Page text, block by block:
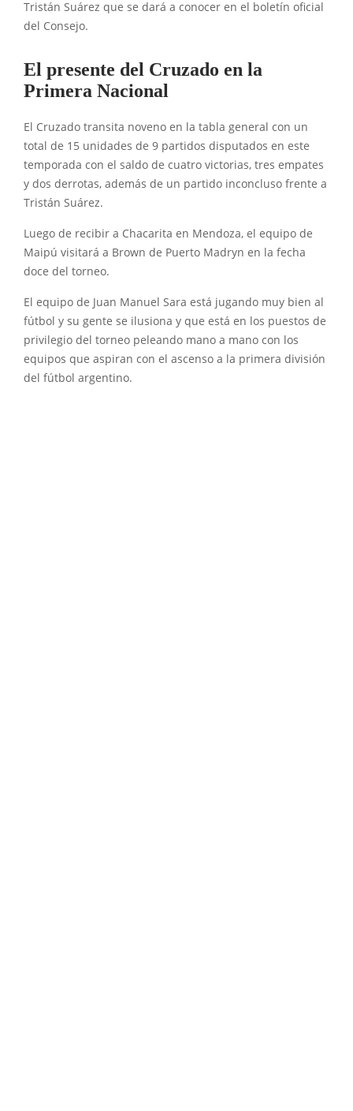
Tristán Suárez que se dará a conocer en el boletín oficial
del Consejo.
El presente del Cruzado en la
Primera Nacional
El Cruzado transita noveno en la tabla general con un
total de 15 unidades de 9 partidos disputados en este
temporada con el saldo de cuatro victorias, tres empates
y dos derrotas, además de un partido inconcluso frente a
Tristán Suárez.
Luego de recibir a Chacarita en Mendoza, el equipo de
Maipú visitará a Brown de Puerto Madryn en la fecha
doce del torneo.
El equipo de Juan Manuel Sara está jugando muy bien al
fútbol y su gente se ilusiona y que está en los puestos de
privilegio del torneo peleando mano a mano con los
equipos que aspiran con el ascenso a la primera división
del fútbol argentino.